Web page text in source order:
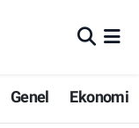
Genel Ekonomi